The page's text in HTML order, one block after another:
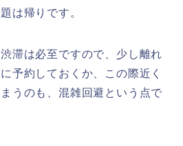
は帰りです。
滞は必至ですので、少し離れ
予約しておくか、この際近く
うのも、混雑回避という点で